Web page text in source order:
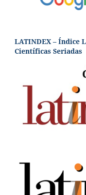
LATINDEX – Índice
Científicas Seriadas